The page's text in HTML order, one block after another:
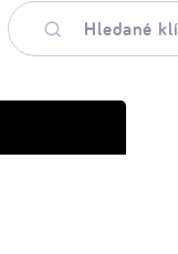
Hledané
klíčové
slovo